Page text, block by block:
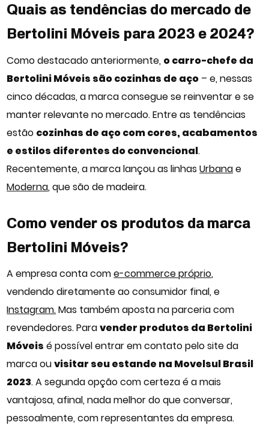
Quais as tendências do mercado de
Bertolini Móveis para 2023 e 2024?
Como destacado anteriormente, o carro-chefe da
Bertolini Móveis são cozinhas de aço – e, nessas
cinco décadas, a marca consegue se reinventar e se
manter relevante no mercado. Entre as tendências
estão cozinhas de aço com cores, acabamentos
e estilos diferentes do convencional.
Recentemente, a marca lançou as linhasUrbanae
Moderna, que são de madeira.
Como vender os produtos da marca
Bertolini Móveis?
A empresa conta come-commerce próprio,
vendendo diretamente ao consumidor final, e
Instagram.Mas também aposta na parceria com
revendedores. Paravender produtos da Bertolini
Móveis é possível entrar em contato pelo site da
marca ouvisitar seu estande na Movelsul Brasil
2023. A segunda opção com certeza é a mais
vantajosa, afinal, nada melhor do que conversar,
pessoalmente, com representantes da empresa.